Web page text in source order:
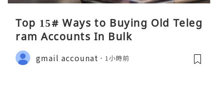
Top 15# Ways to Buying Old Teleg
ram Accounts In Bulk
gmail accounat 1小時前